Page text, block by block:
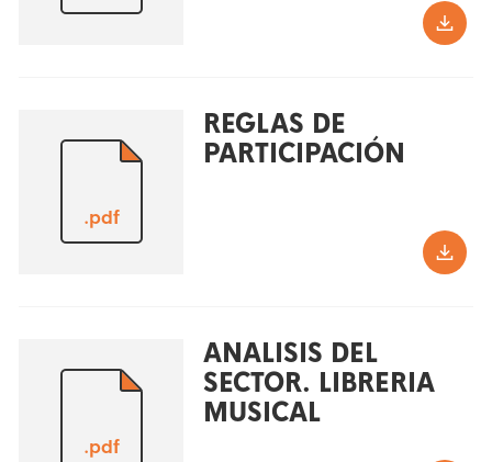
.pdf
REGLAS DE
PARTICIPACIÓN
.pdf
ANALISIS DEL
SECTOR. LIBRERIA
MUSICAL